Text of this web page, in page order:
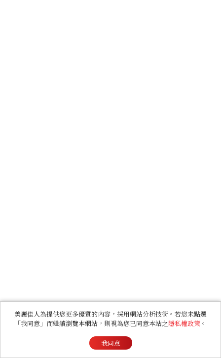
美麗佳人為提供您更多優質的內容，採用網站分析技術。若您未點選
「我同意」而繼續瀏覽本網站，則視為您已同意本站之隱私權政策 。
我同意